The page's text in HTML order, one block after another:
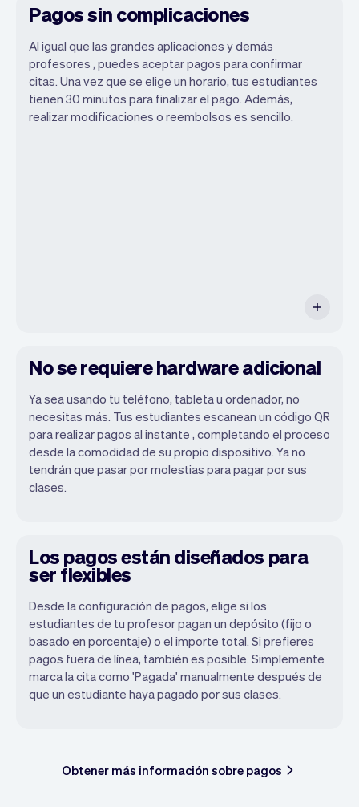
Pagos sin complicaciones
Al igual que las grandes aplicaciones y demás
profesores , puedes aceptar pagos para confirmar
citas. Una vez que se elige un horario, tus estudiantes
tienen 30 minutos para finalizar el pago. Además,
realizar modificaciones o reembolsos es sencillo.
Puedes usar cualquier dispositivo
No se requiere hardware adicional
Ya sea usando tu teléfono, tableta u ordenador, no
necesitas más. Tus estudiantes escanean un código QR
para realizar pagos al instante , completando el proceso
desde la comodidad de su propio dispositivo. Ya no
tendrán que pasar por molestias para pagar por sus
clases.
Los pagos están diseñados para
ser flexibles
Desde la configuración de pagos, elige si los
estudiantes de tu profesor pagan un depósito (fijo o
basado en porcentaje) o el importe total. Si prefieres
pagos fuera de línea, también es posible. Simplemente
marca la cita como 'Pagada' manualmente después de
que un estudiante haya pagado por sus clases.
Obtener más información sobre pagos